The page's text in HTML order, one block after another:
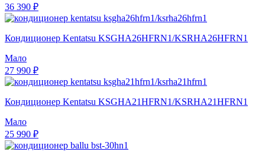
36 390 ₽
Кондиционер Kentatsu KSGHA26HFRN1/KSRHA26HFRN1
Мало
27 990 ₽
Кондиционер Kentatsu KSGHA21HFRN1/KSRHA21HFRN1
Мало
25 990 ₽